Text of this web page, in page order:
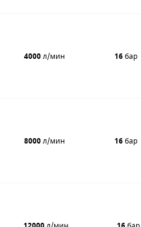
4000л/мин 16бар
8000л/мин 16бар